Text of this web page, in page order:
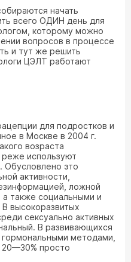
начать
всего ОДИН день для
которому можно
вопросов в процессе
и тут же решить
ЦЭЛТ работают
для подростков и
в Москве в 2004 г.
возраста
реже используют
Обусловлено это
активности,
ложной
также социальными и
высокоразвитых
сексуально активных
В развивающихся
методами,
просто